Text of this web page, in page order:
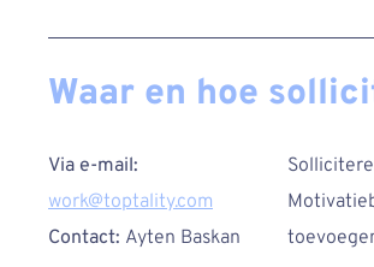
Waar en hoe
Via e-mail:
work@toptality.com
Contact: Ayten Baskan